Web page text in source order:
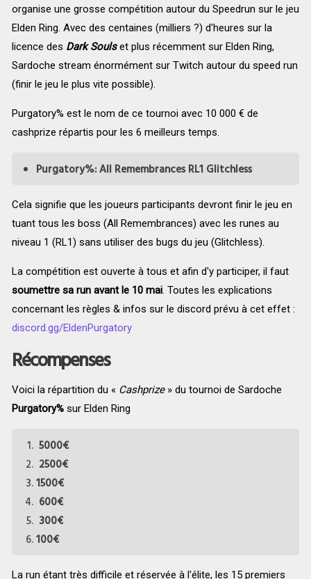
organise une grosse compétition autour du Speedrun sur le jeu
Elden Ring. Avec des centaines (milliers ?) d'heures sur la
licence des Dark Soulset plus récemment sur Elden Ring,
Sardoche stream énormément sur Twitch autour du speed run
(finir le jeu le plus vite possible).
Purgatory% est le nom de ce tournoi avec 10 000 € de
cashprize répartis pour les 6 meilleurs temps.
Purgatory%: All Remembrances RL1 Glitchless
Cela signifie que les joueurs participants devront finir le jeu en
tuant tous les boss (All Remembrances) avec les runes au
niveau 1 (RL1) sans utiliser des bugs du jeu (Glitchless).
La compétition est ouverte à tous et afin d'y participer, il faut
soumettre sa run avant le 10 mai. Toutes les explications
concernant les règles & infos sur le discord prévu à cet effet :
discord.gg/EldenPurgatory
Récompenses
Voici la répartition du « Cashprize » du tournoi de Sardoche
Purgatory%sur Elden Ring
5000€
2500€
1500€
600€
300€
100€
La run étant très difficile et réservée à l'élite, les 15 premiers